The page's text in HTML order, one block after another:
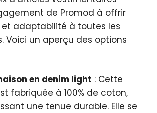
de Promod à offrir
adaptabilité à toutes les
Voici un aperçu des options
en denim light : Cette
fabriquée à 100% de coton,
une tenue durable. Elle se